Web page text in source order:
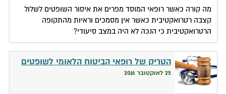
מה קורה כאשר רופאי המוסד מפרים את איסור השופטים לשלול
קצבה רטרואקטיבית כאשר אין מסמכים וראיות מהתקופה
הרטרואקטיבית כי הנכה לא היה במצב סיעודי?
הטריק של רופאי הביטוח הלאומי לשופטים
25 לאוקטובר 2016